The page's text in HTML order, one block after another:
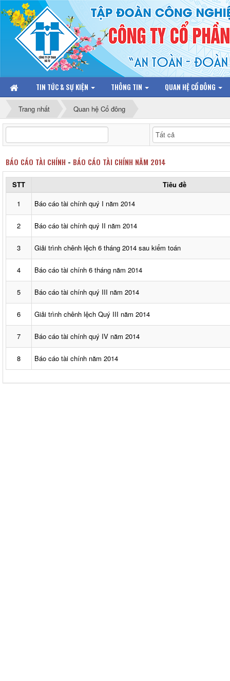
TIN TỨC & SỰ KIỆN THÔNG TIN QUAN HỆ CỔ ĐÔNG
Trang nhất Quan hệ Cổ đông
BÁO CÁO TÀI CHÍNH - BÁO CÁO TÀI CHÍNH NĂM 2014
STT
Tiêu đề
1
Báo cáo tài chính quý I năm 2014
2 Báo cáo tài chính quý II năm 2014
3 Giải trình chênh lệch 6 tháng 2014 sau kiểm toán
4 Báo cáo tài chính 6 tháng năm 2014
5 Báo cáo tài chính quý III năm 2014
6 Giải trình chênh lệch Quý III năm 2014
7 Báo cáo tài chính quý IV năm 2014
8 Báo cáo tài chính năm 2014